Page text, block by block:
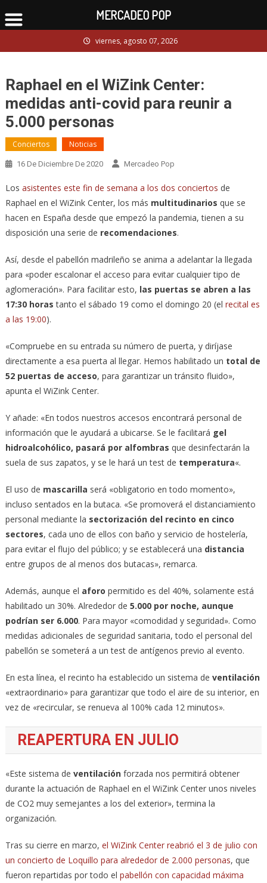
to
viernes, agosto 07, 2026
Raphael en el WiZink Center:
medidas anti-covid para reunir a
5.000 personas
Conciertos Noticias
16 De Diciembre De 2020 Mercadeo Pop
Los asistentes este fin de semana a los dos conciertos de
Raphael en el WiZink Center, los más multitudinarios que se
hacen en España desde que empezó la pandemia, tienen a su
disposición una serie de recomendaciones.
Así, desde el pabellón madrileño se anima a adelantar la llegada
para «poder escalonar el acceso para evitar cualquier tipo de
aglomeración». Para facilitar esto, las puertas se abren a las
17:30 horas tanto el sábado 19 como el domingo 20 (el recital es
a las 19:00).
«Compruebe en su entrada su número de puerta, y diríjase
directamente a esa puerta al llegar. Hemos habilitado un total de
52 puertas de acceso, para garantizar un tránsito fluido»,
apunta el WiZink Center.
Y añade: «En todos nuestros accesos encontrará personal de
información que le ayudará a ubicarse. Se le facilitará gel
hidroalcohólico, pasará por alfombras que desinfectarán la
suela de sus zapatos, y se le hará un test de temperatura«.
El uso de mascarilla será «obligatorio en todo momento»,
incluso sentados en la butaca. «Se promoverá el distanciamiento
personal mediante la sectorización del recinto en cinco
sectores, cada uno de ellos con baño y servicio de hostelería,
para evitar el flujo del público; y se establecerá una distancia
entre grupos de al menos dos butacas», remarca.
Además, aunque el aforo permitido es del 40%, solamente está
habilitado un 30%. Alrededor de 5.000 por noche, aunque
podrían ser 6.000. Para mayor «comodidad y seguridad». Como
medidas adicionales de seguridad sanitaria, todo el personal del
pabellón se someterá a un test de antígenos previo al evento.
En esta línea, el recinto ha establecido un sistema de ventilación
«extraordinario» para garantizar que todo el aire de su interior, en
vez de «recircular, se renueva al 100% cada 12 minutos».
REAPERTURA EN JULIO
«Este sistema de ventilación forzada nos permitirá obtener
durante la actuación de Raphael en el WiZink Center unos niveles
de CO2 muy semejantes a los del exterior», termina la
organización.
Tras su cierre en marzo, el WiZink Center reabrió el 3 de julio con
un concierto de Loquillo para alrededor de 2.000 personas, que
fueron repartidas por todo el pabellón con capacidad máxima
MERCADEO POP